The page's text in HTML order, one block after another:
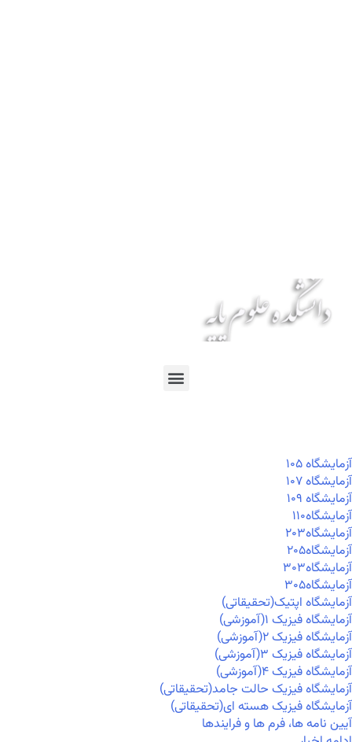
آزمايشگاه ۱۰۵
آزمايشگاه ۱۰۷
آزمايشگاه ۱۰۹
آزمايشگاه۱۱۰
آزمايشگاه۲۰۳
آزمايشگاه۲۰۵
آزمايشگاه۳۰۳
آزمايشگاه۳۰۵
آزمایشگاه اپتیک(تحقیقاتی)
آزمایشگاه فیزیک ۱(آموزشی)
آزمایشگاه فیزیک ۲(آموزشی)
آزمایشگاه فیزیک ۳(آموزشی)
آزمایشگاه فیزیک ۴(آموزشی)
آزمایشگاه فیزیک حالت جامد(تحقیقاتی)
آزمایشگاه فیزیک هسته ای(تحقیقاتی)
آیین نامه ها، فرم ها و فرایندها